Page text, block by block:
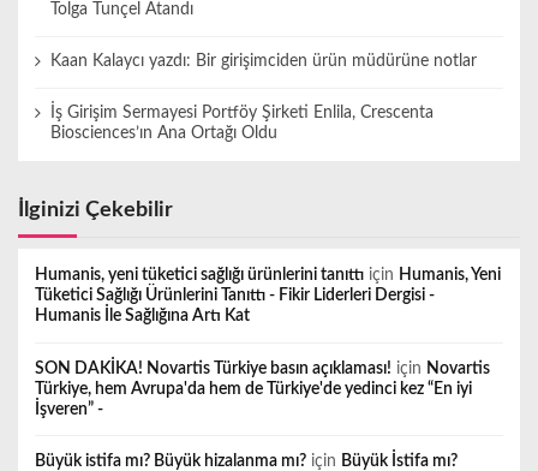
Tolga Tunçel Atandı
Kaan Kalaycı yazdı: Bir girişimciden ürün müdürüne notlar
İş Girişim Sermayesi Portföy Şirketi Enlila, Crescenta
Biosciences’ın Ana Ortağı Oldu
İlginizi Çekebilir
Humanis, yeni tüketici sağlığı ürünlerini tanıttı için Humanis, Yeni
Tüketici Sağlığı Ürünlerini Tanıttı - Fikir Liderleri Dergisi -
Humanis İle Sağlığına Artı Kat
SON DAKİKA! Novartis Türkiye basın açıklaması! için Novartis
Türkiye, hem Avrupa'da hem de Türkiye'de yedinci kez “En iyi
İşveren” -
Büyük istifa mı? Büyük hizalanma mı? için Büyük İstifa mı?